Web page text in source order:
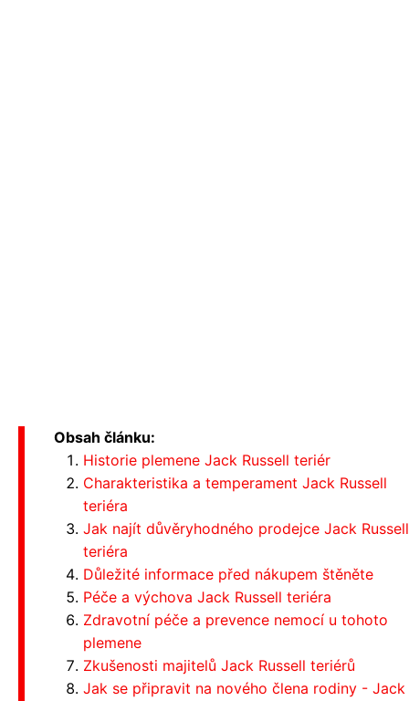
Obsah článku:
Historie plemene Jack Russell teriér
Charakteristika a temperament Jack Russell
teriéra
Jak najít důvěryhodného prodejce Jack Russell
teriéra
Důležité informace před nákupem štěněte
Péče a výchova Jack Russell teriéra
Zdravotní péče a prevence nemocí u tohoto
plemene
Zkušenosti majitelů Jack Russell teriérů
Jak se připravit na nového člena rodiny - Jack